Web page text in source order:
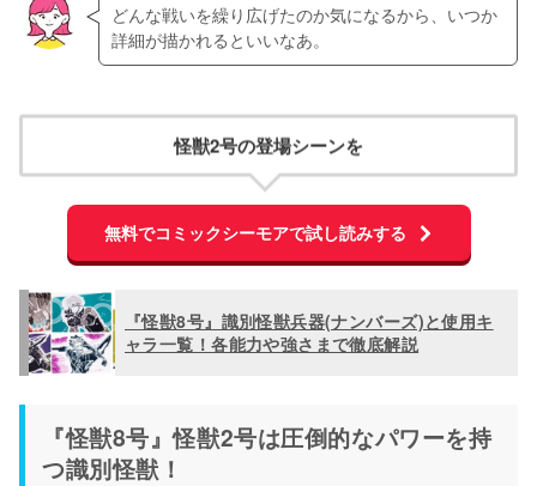
どんな戦いを繰り広げたのか気になるから、いつか
詳細が描かれるといいなあ。
怪獣2号の登場シーンを
無料でコミックシーモアで試し読みする
『怪獣8号』識別怪獣兵器(ナンバーズ)と使用キ
ャラ一覧！各能力や強さまで徹底解説
『怪獣8号』怪獣2号は圧倒的なパワーを持
つ識別怪獣！